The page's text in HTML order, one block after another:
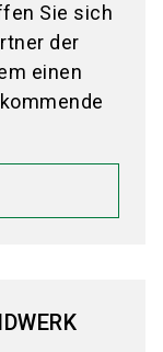
Sie sich
der
einen